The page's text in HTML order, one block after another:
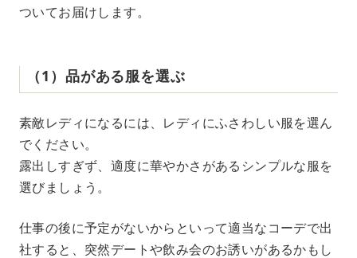
ついてお届けします。
（1）品がある服を選ぶ
素敵レディになるには、レディにふさわしい服を選ん
でください。
露出しすぎず、適度に華やかさがあるシンプルな服を
選びましょう。
仕事の後に予定がないからといって適当なコーデで出
社すると、突然デートや飲み会のお誘いがあるかもし